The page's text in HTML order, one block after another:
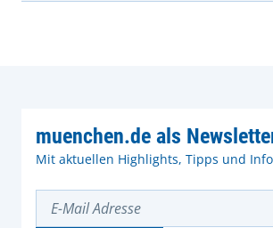
muenchen.de als
Mit aktuellen Highlights, Tipps und